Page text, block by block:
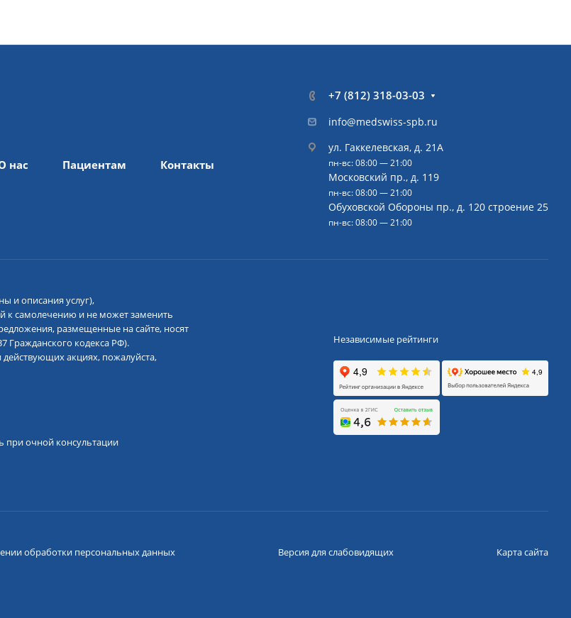
нас Пациентам Контакты
+7 (812) 318-03-03
info@medswiss-spb.ru
ул. Гаккелевская, д. 21А
пн-вс: 08:00 — 21:00
Московский пр., д. 119
пн-вс: 08:00 — 21:00
Обуховской Обороны пр., д. 120 строение 25
пн-вс: 08:00 — 21:00
и описания услуг),
к самолечению и не может заменить
размещенные на сайте, носят
Гражданского кодекса РФ).
акциях, пожалуйста,
при очной консультации
Независимые рейтинги
обработки персональных данных Версия для слабовидящих Карта сайта